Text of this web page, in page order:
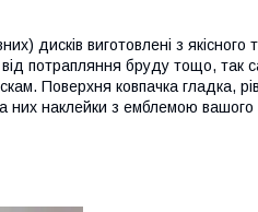
дисків виготовлені з якісного
потрапляння бруду тощо, так
Поверхня ковпачка гладка,
них наклейки з емблемою